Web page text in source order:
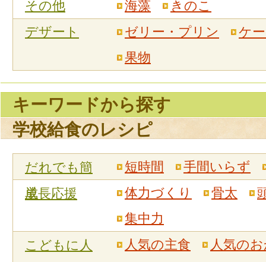
その他
海藻
きのこ
デザート
ゼリー・プリン
ケ
果物
キーワードから探す
学校給食のレシピ
だれでも簡
単
短時間
手間いらず
成長応援
体力づくり 骨太
集中力
こどもに人
人気の主食
人気の